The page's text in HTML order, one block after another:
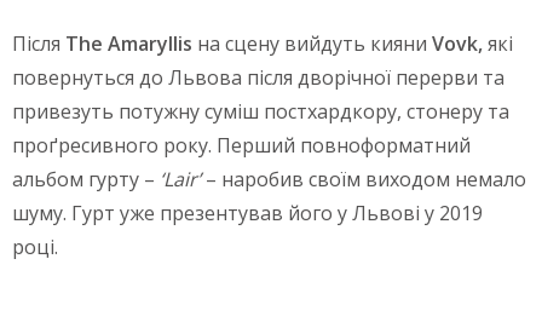
Після The Amaryllis на сцену вийдуть кияни Vovk,які
повернуться до Львова після дворічної перерви та
привезуть потужну суміш постхардкору, стонеру та
проґресивного року. Перший повноформатний
альбом гурту – ‘Lair’– наробив своїм виходом немало
шуму. Гурт уже презентував його у Львові у 2019
році.